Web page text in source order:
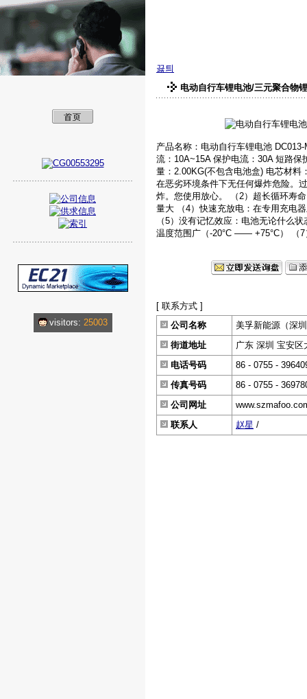
visitors: 25003
끓틔
电动自行车锂电池/三元聚合物
产品名称：电动自行车锂电池
流：10A~15A 保护电流：30A 短路
量：2.00KG(不包含电池盒) 电芯材料
在恶劣环境条件下无任何爆炸危险。
炸。您使用放心。 （2）超长循环寿
量大 （4）快速充放电：在专用充电
（5）没有记忆效应：电池无论什么
温度范围广（-20°C —— +75°C） （
[ 联系方式 ]
公司名称
美孚新能源（深
街道地址
广东 深圳 宝安区
电话号码
86 - 0755 -
传真号码
86 - 0755 -
公司网址
联系人
赵星 /